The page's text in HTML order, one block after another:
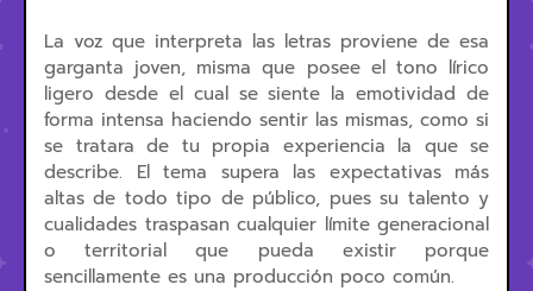
La voz que interpreta las letras proviene de esa
garganta joven, misma que posee el tono lírico
ligero desde el cual se siente la emotividad de
forma intensa haciendo sentir las mismas, como si
se tratara de tu propia experiencia la que se
describe. El tema supera las expectativas más
altas de todo tipo de público, pues su talento y
cualidades traspasan cualquier límite generacional
o territorial que pueda existir porque
sencillamente es una producción poco común.